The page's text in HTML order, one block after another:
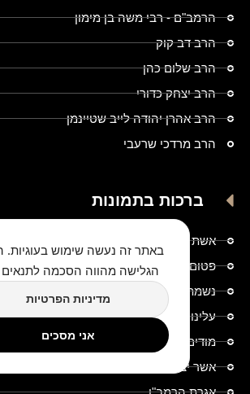
הרמב"ם - רבי משה בן מימון
הרב דב קוק
הרב שלום כהן
הרב יצחק כדורי
הרב אהרן יהודה לייב שטיינמן
הרב מרדכי שרעבי
ברכות בתמונות
אשת חיל
פטום הקטורת
נשמת כל חי
עלינו לשבח
מודים דרבנן
אשר יצר
באתר זה נעשה שימוש
הגלישה מהווה הסכמה לתנאים
מדיניות הפרטיות
אני מסכים